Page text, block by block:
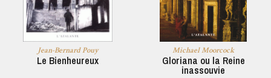
Jean-Bernard Pouy
Le Bienheureux
Michael Moorcock
Gloriana ou la Reine
inassouvie